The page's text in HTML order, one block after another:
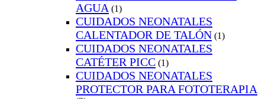
AGUA (1)
CUIDADOS NEONATALES
CALENTADOR DE TALÓN (1)
CUIDADOS NEONATALES
CATÉTER PICC (1)
CUIDADOS NEONATALES
PROTECTOR PARA FOTOTERAPIA